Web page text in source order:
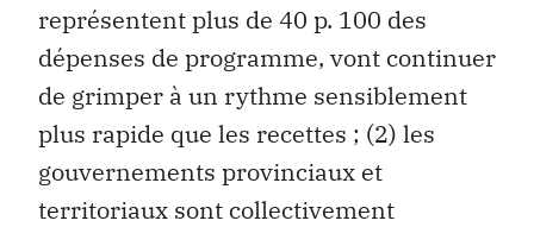
représentent plus de 40 p. 100 des
dépenses de programme, vont continuer
de grimper à un rythme sensiblement
plus rapide que les recettes ; (2) les
gouvernements provinciaux et
territoriaux sont collectivement